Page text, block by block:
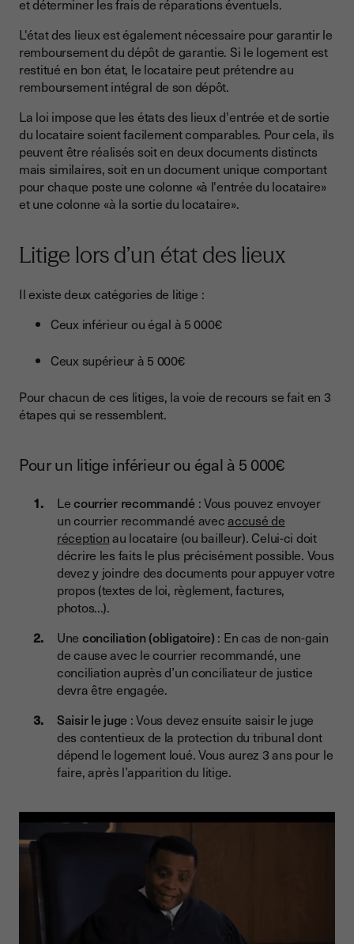
et déterminer les frais de réparations éventuels.
L'état des lieux est également nécessaire pour garantir le
remboursement du dépôt de garantie. Si le logement est
restitué en bon état, le locataire peut prétendre au
remboursement intégral de son dépôt.
La loi impose que les états des lieux d'entrée et de sortie
du locataire soient facilement comparables. Pour cela, ils
peuvent être réalisés soit en deux documents distincts
mais similaires, soit en un document unique comportant
pour chaque poste une colonne «à l'entrée du locataire»
et une colonne «à la sortie du locataire».
Litige lors d’un état des lieux
Il existe deux catégories de litige :
Ceux inférieur ou égal à 5 000€
Ceux supérieur à 5 000€
Pour chacun de ces litiges, la voie de recours se fait en 3
étapes qui se ressemblent.
Pour un litige inférieur ou égal à 5 000€
Lecourrier recommandé: Vous pouvez envoyer
un courrier recommandé avecaccusé de
réceptionau locataire (ou bailleur). Celui-ci doit
décrire les faits le plus précisément possible. Vous
devez y joindre des documents pour appuyer votre
propos (textes de loi, règlement, factures,
photos...).
Une conciliation (obligatoire) : En cas de non-gain
de cause avec le courrier recommandé, une
conciliation auprès d’un conciliateur de justice
devra être engagée.
Saisir le juge : Vous devez ensuite saisir le juge
des contentieux de la protection du tribunal dont
dépend le logement loué. Vous aurez 3 ans pour le
faire, après l’apparition du litige.